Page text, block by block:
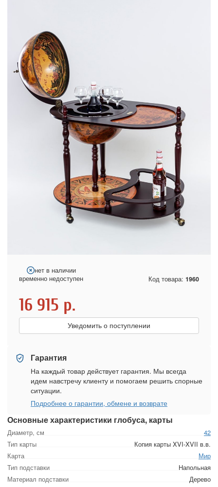
Основные характеристики глобуса, карты
Диаметр, см
42
Тип карты
Копия карты XVI-XVII в.в.
Карта
Мир
Тип подставки
Напольная
Материал подставки
Дерево
нет в наличии
временно недоступен
Код товара: 1960
16 915 р.
Уведомить о поступлении
Гарантия
На каждый товар действует гарантия. Мы всегда
идем навстречу клиенту и помогаем решить спорные
ситуации.
Подробнее о гарантии, обмене и возврате